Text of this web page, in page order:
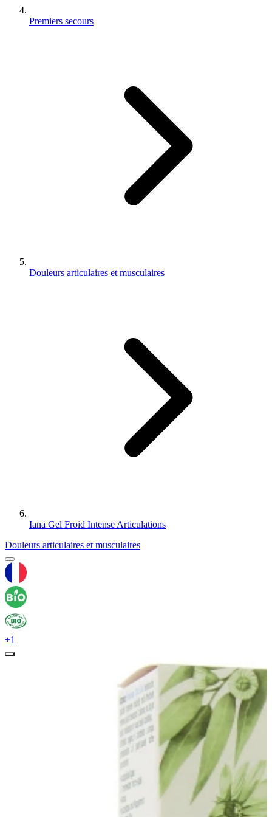
Premiers secours
Douleurs articulaires et musculaires
Iana Gel Froid Intense Articulations
Douleurs articulaires et musculaires
+1